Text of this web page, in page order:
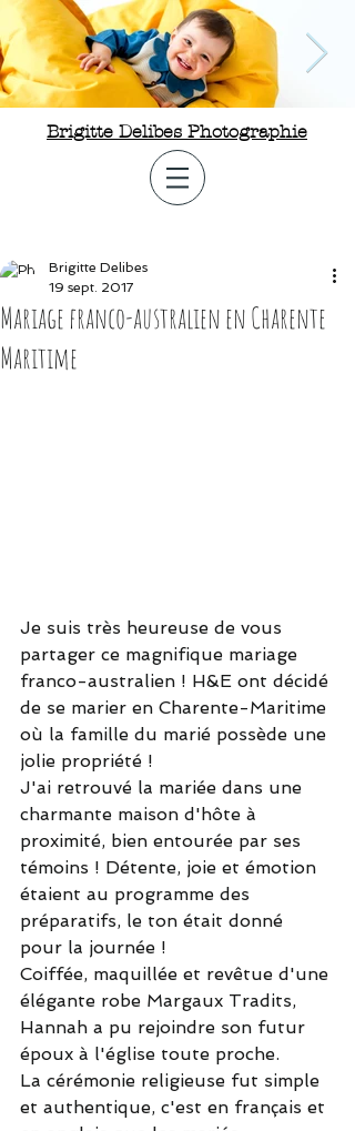
Photographe enfant Nantes
44 Photographe bébé 44
Photographe enfant Nantes 44
Brigitte Delibes Photographie
Mariage franco-australien en Charente
Maritime
Brigitte Delibes
19 sept. 2017
Je suis très heureuse de vous
partager ce magnifique mariage
franco-australien ! H&E ont décidé
de se marier en Charente-Maritime
où la famille du marié possède une
jolie propriété !
J'ai retrouvé la mariée dans une
charmante maison d'hôte à
proximité, bien entourée par ses
témoins ! Détente, joie et émotion
étaient au programme des
préparatifs, le ton était donné
pour la journée !
Coiffée, maquillée et revêtue d'une
élégante robe Margaux Tradits,
Hannah a pu rejoindre son futur
époux à l'église toute proche.
La cérémonie religieuse fut simple
et authentique, c'est en français et